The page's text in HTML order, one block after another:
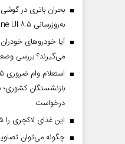
بحران باتری در
به‌روزرسانی One UI ۸.۵ مقصر است؟
آیا خودروهای
می‌گیرند؟ بررسی
بازنشستگان
درخواست
این غذای لاکچری را ۱۵ دقیقه‌ای آماده کنید
چگونه می‌توان